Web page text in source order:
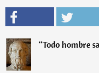
“Todo hombre